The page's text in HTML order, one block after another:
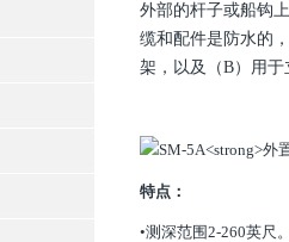
外部的杆子或船钩
缆和配件是防水的
架，以及（B）用于
特点：
•测深范围2-260英尺